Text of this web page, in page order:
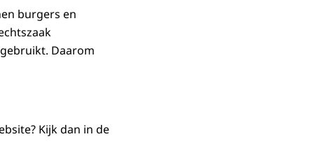
burgers en
Daarom
Kijk dan in de